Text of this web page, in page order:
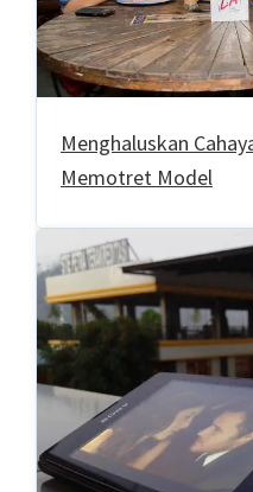
Menghaluskan
Memotret Model